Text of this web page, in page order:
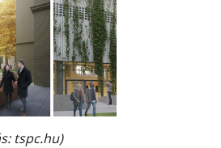
tspc.hu)